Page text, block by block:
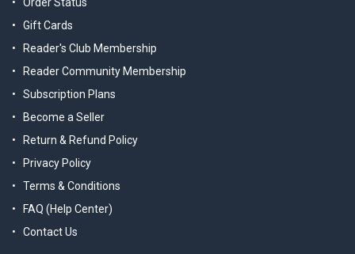
Order Status
Gift Cards
Reader's Club Membership
Reader Community Membership
Subscription Plans
Become a Seller
Return & Refund Policy
Privacy Policy
Terms & Conditions
FAQ (Help Center)
Contact Us